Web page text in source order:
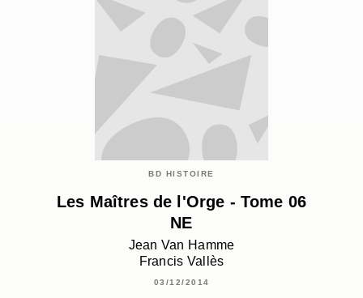
BD HISTOIRE
Les Maîtres de l'Orge - Tome 06
NE
Jean Van Hamme
Francis Vallès
03/12/2014